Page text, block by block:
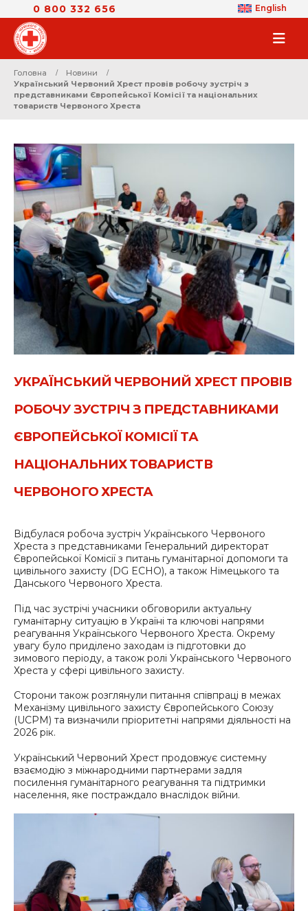
0 800 332 656 English
Головна
Новини
Український Червоний Хрест провів робочу зустріч з
представниками Європейської Комісії та національних
товариств Червоного Хреста
УКРАЇНСЬКИЙ ЧЕРВОНИЙ ХРЕСТ ПРОВІВ
РОБОЧУ ЗУСТРІЧ З ПРЕДСТАВНИКАМИ
ЄВРОПЕЙСЬКОЇ КОМІСІЇ ТА
НАЦІОНАЛЬНИХ ТОВАРИСТВ
ЧЕРВОНОГО ХРЕСТА
Відбулася робоча зустріч Українського Червоного
Хреста з представниками Генеральний директорат
Європейської Комісії з питань гуманітарної допомоги та
цивільного захисту (DG ECHO), а також Німецького та
Данського Червоного Хреста.
Під час зустрічі учасники обговорили актуальну
гуманітарну ситуацію в Україні та ключові напрями
реагування Українського Червоного Хреста. Окрему
увагу було приділено заходам із підготовки до
зимового періоду, а також ролі Українського Червоного
Хреста у сфері цивільного захисту.
Сторони також розглянули питання співпраці в межах
Механізму цивільного захисту Європейського Союзу
(UCPM) та визначили пріоритетні напрями діяльності на
2026 рік.
Український Червоний Хрест продовжує системну
взаємодію з міжнародними партнерами задля
посилення гуманітарного реагування та підтримки
населення, яке постраждало внаслідок війни.